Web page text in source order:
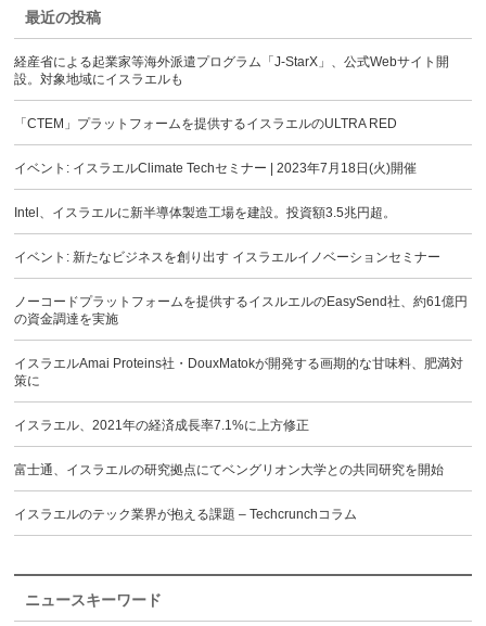
最近の投稿
経産省による起業家等海外派遣プログラム「J-StarX」、公式Webサイト開
設。対象地域にイスラエルも
「CTEM」プラットフォームを提供するイスラエルのULTRA RED
イベント: イスラエルClimate Techセミナー | 2023年7月18日(火)開催
Intel、イスラエルに新半導体製造工場を建設。投資額3.5兆円超。
イベント: 新たなビジネスを創り出す イスラエルイノベーションセミナー
ノーコードプラットフォームを提供するイスルエルのEasySend社、約61億円
の資金調達を実施
イスラエルAmai Proteins社・DouxMatokが開発する画期的な甘味料、肥満対
策に
イスラエル、2021年の経済成長率7.1%に上方修正
富士通、イスラエルの研究拠点にてベングリオン大学との共同研究を開始
イスラエルのテック業界が抱える課題 – Techcrunchコラム
ニュースキーワード